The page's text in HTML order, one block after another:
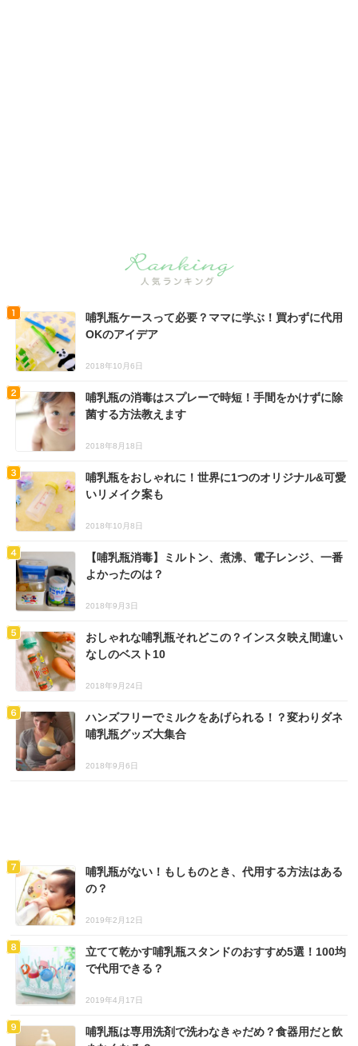
哺乳瓶ケースって必要？ママに学ぶ！買わずに代用
OKのアイデア
2018年10月6日
哺乳瓶の消毒はスプレーで時短！手間をかけずに除
菌する方法教えます
2018年8月18日
哺乳瓶をおしゃれに！世界に1つのオリジナル&可愛
いリメイク案も
2018年10月8日
【哺乳瓶消毒】ミルトン、煮沸、電子レンジ、一番
よかったのは？
2018年9月3日
おしゃれな哺乳瓶それどこの？インスタ映え間違い
なしのベスト10
2018年9月24日
ハンズフリーでミルクをあげられる！？変わりダネ
哺乳瓶グッズ大集合
2018年9月6日
哺乳瓶がない！もしものとき、代用する方法はある
の？
2019年2月12日
立てて乾かす哺乳瓶スタンドのおすすめ5選！100均
で代用できる？
2019年4月17日
哺乳瓶は専用洗剤で洗わなきゃだめ？食器用だと飲